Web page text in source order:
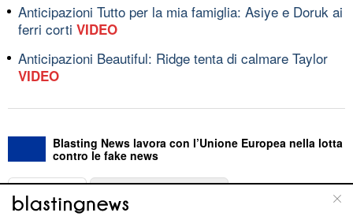
Anticipazioni Tutto per la mia famiglia: Asiye e Doruk ai
ferri corti VIDEO
Anticipazioni Beautiful: Ridge tenta di calmare Taylor
VIDEO
Blasting News lavora con l’Unione Europea nella lotta
contro le fake news
ABOUT